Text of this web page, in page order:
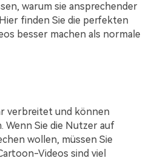
warum sie ansprechender
finden Sie die perfekten
besser machen als normale
verbreitet und können
Wenn Sie die Nutzer auf
wollen, müssen Sie
Videos sind viel